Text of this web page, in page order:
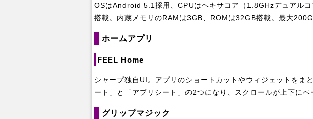
OSはAndroid 5.1採用、CPUはヘキサコア（1.8GHzデュアル
搭載。内蔵メモリのRAMは3GB、ROMは32GB搭載。最大
ホームアプリ
FEEL Home
シャープ独自UI。アプリのショートカットやウィジェットをま
ート」と「アプリシート」の2つになり、スクロールが上下にペ
グリップマジック